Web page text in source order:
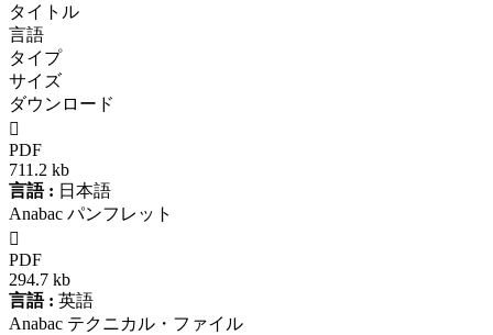
タイトル
言語
タイプ
サイズ
ダウンロード

PDF
711.2 kb
言語 : 日本語
Anabac パンフレット

PDF
294.7 kb
言語 : 英語
Anabac テクニカル・ファイル